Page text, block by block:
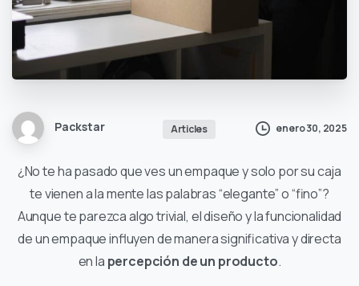
Packstar Articles enero 30, 2025
¿No te ha pasado que ves un empaque y solo por su caja
te vienen a la mente las palabras “elegante” o “fino”?
Aunque te parezca algo trivial, el diseño y la funcionalidad
de un empaque influyen de manera significativa y directa
en la percepción de un producto.